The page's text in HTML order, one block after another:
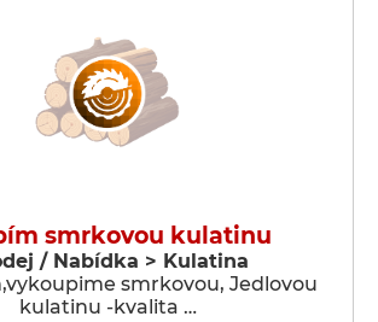
smrkovou kulatinu
/ Nabídka > Kulatina
smrkovou, Jedlovou
kulatinu -kvalita …